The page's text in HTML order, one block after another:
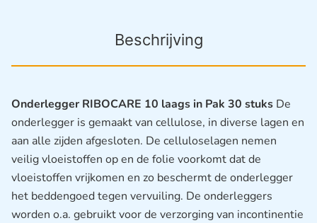
Beschrijving
Onderlegger RIBOCARE 10 laags in Pak 30 stuks De
onderlegger is gemaakt van cellulose, in diverse lagen en
aan alle zijden afgesloten. De celluloselagen nemen
veilig vloeistoffen op en de folie voorkomt dat de
vloeistoffen vrijkomen en zo beschermt de onderlegger
het beddengoed tegen vervuiling. De onderleggers
worden o.a. gebruikt voor de verzorging van incontinentie